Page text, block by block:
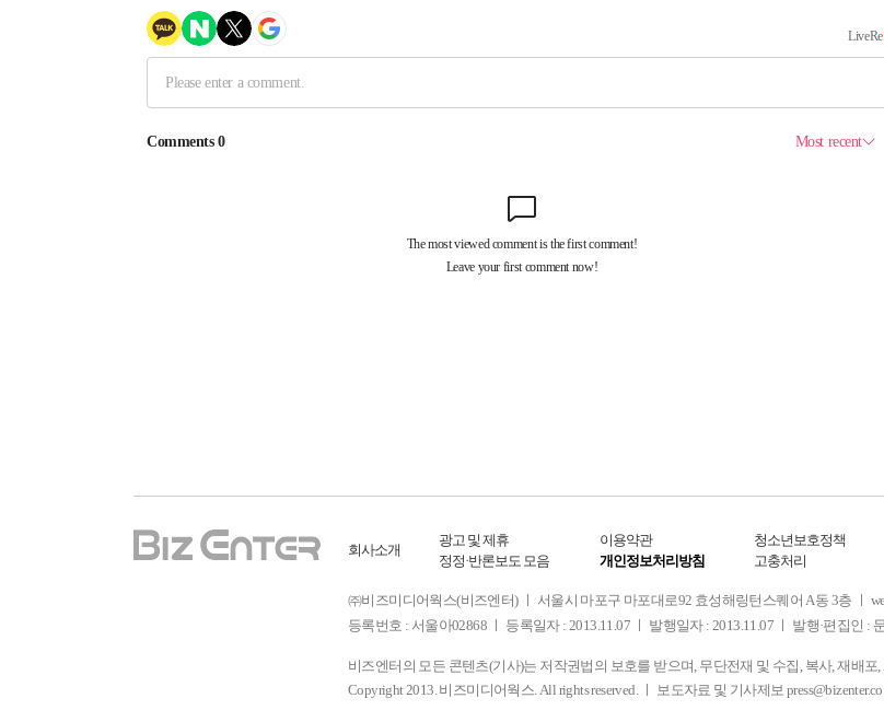
회사소개
광고 및 제휴
정정·반론보도 모음
이용약관
개인정보처리방침
청소년보호정책
고충처리
㈜비즈미디어웍스(비즈엔터) ㅣ 서울시 마포구 마포대로92 효성해링턴스퀘어 A동 3층 ㅣ
등록번호 : 서울아02868 ㅣ 등록일자 : 2013.11.07 ㅣ 발행일자 : 2013.11.07 ㅣ 발행·편집인 :
비즈엔터의 모든 콘텐츠(기사)는 저작권법의 보호를 받으며, 무단전재 및 수집, 복사, 재배포
Copyright 2013. 비즈미디어웍스. All rights reserved. ㅣ 보도자료 및 기사제보